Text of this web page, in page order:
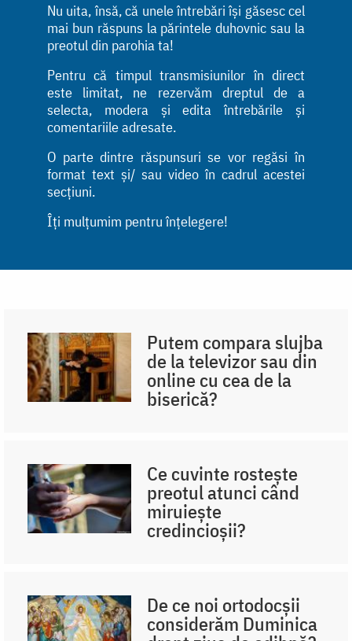
Nu uita, însă, că unele întrebări își găsesc cel
mai bun răspuns la părintele duhovnic sau la
preotul din parohia ta!
Pentru că timpul transmisiunilor în direct
este limitat, ne rezervăm dreptul de a
selecta, modera și edita întrebările și
comentariile adresate.
O parte dintre răspunsuri se vor regăsi în
format text și/ sau video în cadrul acestei
secțiuni.
Îți mulțumim pentru înțelegere!
Putem compara slujba
de la televizor sau din
online cu cea de la
biserică?
Ce cuvinte rostește
preotul atunci când
miruiește
credincioșii?
De ce noi ortodocşii
considerăm Duminica